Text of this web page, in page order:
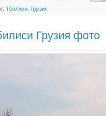
Тбилиси, Грузия
Грузия фото